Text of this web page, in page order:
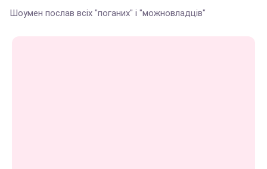
Шоумен послав всіх "поганих" і "можновладців"